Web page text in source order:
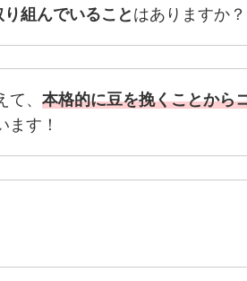
組んでいることはありますか？
、 本格的に豆を挽くことから
ます！